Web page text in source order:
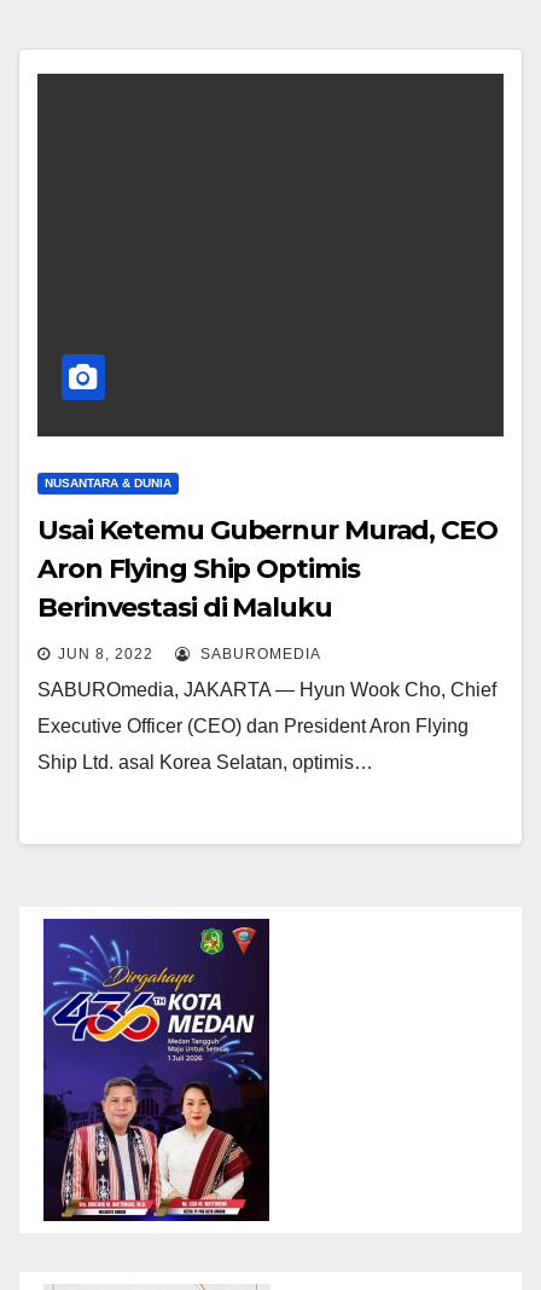
NUSANTARA & DUNIA
Usai Ketemu Gubernur Murad, CEO
Aron Flying Ship Optimis
Berinvestasi di Maluku
JUN 8, 2022 SABUROMEDIA
SABUROmedia, JAKARTA — Hyun Wook Cho, Chief
Executive Officer (CEO) dan President Aron Flying
Ship Ltd. asal Korea Selatan, optimis…